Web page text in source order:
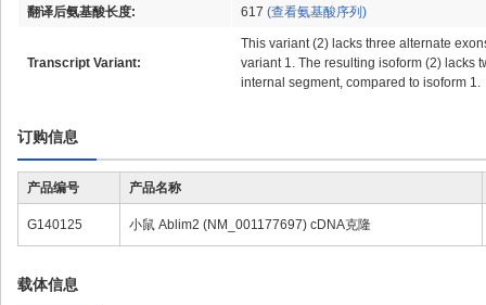
翻译后氨基酸长度: 617 (查看氨基酸序列)
Transcript Variant:
This variant (2) lacks three alternate
variant 1. The resulting isoform (2) lacks
internal segment, compared to isoform 1.
订购信息
产品编号 产品名称
G140125 小鼠 Ablim2 (NM_001177697) cDNA克隆
载体信息